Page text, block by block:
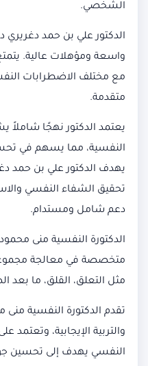
الشخصي.
الدكتور علي بن حمد
واسعة ومؤهلات عالية.
مع مختلف الاضطرابات
متقدمة.
يعتمد الدكتور نهجًا
النفسية، مما يسهم في
يهدف الدكتور علي بن حمد
تحقيق الشفاء النفسي
دعم شامل ومستدام.
الدكتورة النفسية منى
متخصصة في معالجة
مثل التعلق، القلق، ما بعد
تقدم الدكتورة النفسية منى
والتربية الإيجابية،
النفسي يهدف إلى تحسين